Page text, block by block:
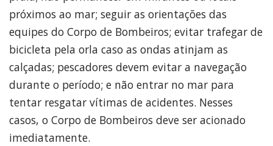
próximos ao mar; seguir as orientações das
equipes do Corpo de Bombeiros; evitar trafegar de
bicicleta pela orla caso as ondas atinjam as
calçadas; pescadores devem evitar a navegação
durante o período; e não entrar no mar para
tentar resgatar vítimas de acidentes. Nesses
casos, o Corpo de Bombeiros deve ser acionado
imediatamente.